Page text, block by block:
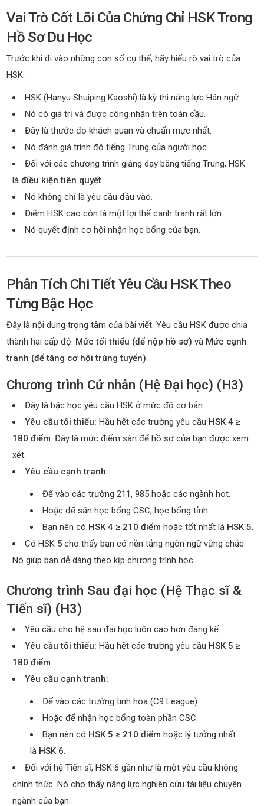
Vai Trò Cốt Lõi Của Chứng Chỉ HSK Trong
Hồ Sơ Du Học
Trước khi đi vào những con số cụ thể, hãy hiểu rõ vai trò của
HSK.
HSK (Hanyu Shuiping Kaoshi) là kỳ thi năng lực Hán ngữ.
Nó có giá trị và được công nhận trên toàn cầu.
Đây là thước đo khách quan và chuẩn mực nhất.
Nó đánh giá trình độ tiếng Trung của người học.
Đối với các chương trình giảng dạy bằng tiếng Trung, HSK
làđiều kiện tiên quyết.
Nó không chỉ là yêu cầu đầu vào.
Điểm HSK cao còn là một lợi thế cạnh tranh rất lớn.
Nó quyết định cơ hội nhận học bổng của bạn.
Phân Tích Chi Tiết Yêu Cầu HSK Theo
Từng Bậc Học
Đây là nội dung trọng tâm của bài viết. Yêu cầu HSK được chia
thành hai cấp độ: Mức tối thiểu (để nộp hồ sơ) và Mức cạnh
tranh (để tăng cơ hội trúng tuyển).
Chương trình Cử nhân (Hệ Đại học) (H3)
Đây là bậc học yêu cầu HSK ở mức độ cơ bản.
Yêu cầu tối thiểu: Hầu hết các trường yêu cầu HSK 4 ≥
180 điểm. Đây là mức điểm sàn để hồ sơ của bạn được xem
xét.
Yêu cầu cạnh tranh:
Để vào các trường 211, 985 hoặc các ngành hot.
Hoặc để săn học bổng CSC, học bổng tỉnh.
Bạn nên có HSK 4 ≥ 210 điểm hoặc tốt nhất là HSK 5.
Có HSK 5 cho thấy bạn có nền tảng ngôn ngữ vững chắc.
Nó giúp bạn dễ dàng theo kịp chương trình học.
Chương trình Sau đại học (Hệ Thạc sĩ &
Tiến sĩ) (H3)
Yêu cầu cho hệ sau đại học luôn cao hơn đáng kể.
Yêu cầu tối thiểu: Hầu hết các trường yêu cầu HSK 5 ≥
180 điểm.
Yêu cầu cạnh tranh:
Để vào các trường tinh hoa (C9 League).
Hoặc để nhận học bổng toàn phần CSC.
Bạn nên có HSK 5 ≥ 210 điểm hoặc lý tưởng nhất
là HSK 6.
Đối với hệ Tiến sĩ, HSK 6 gần như là một yêu cầu không
chính thức. Nó cho thấy năng lực nghiên cứu tài liệu chuyên
ngành của bạn.